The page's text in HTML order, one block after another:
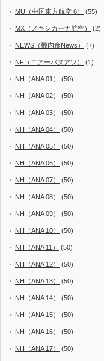
MU（中国東方航空 6） (55)
MX（メキシカーナ航空） (2)
NEWS（機内食News） (7)
NF（エアーバヌアツ） (1)
NH（ANA 01） (50)
NH（ANA 02） (50)
NH（ANA 03） (50)
NH（ANA 04） (50)
NH（ANA 05） (50)
NH（ANA 06） (50)
NH（ANA 07） (50)
NH（ANA 08） (50)
NH（ANA 09） (50)
NH（ANA 10） (50)
NH（ANA 11） (50)
NH（ANA 12） (50)
NH（ANA 13） (50)
NH（ANA 14） (50)
NH（ANA 15） (50)
NH（ANA 16） (50)
NH（ANA 17） (50)